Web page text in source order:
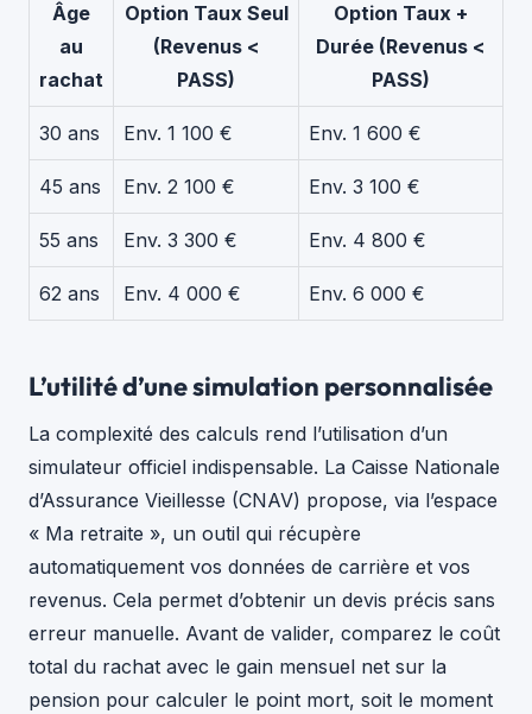
Âge
au
rachat
Option Taux Seul
(Revenus <
PASS)
Option Taux +
Durée (Revenus <
PASS)
30 ans Env. 1 100 € Env. 1 600 €
45 ans Env. 2 100 € Env. 3 100 €
55 ans Env. 3 300 € Env. 4 800 €
62 ans Env. 4 000 € Env. 6 000 €
L’utilité d’une simulation personnalisée
La complexité des calculs rend l’utilisation d’un
simulateur officiel indispensable. La Caisse Nationale
d’Assurance Vieillesse (CNAV) propose, via l’espace
« Ma retraite », un outil qui récupère
automatiquement vos données de carrière et vos
revenus. Cela permet d’obtenir un devis précis sans
erreur manuelle. Avant de valider, comparez le coût
total du rachat avec le gain mensuel net sur la
pension pour calculer le point mort, soit le moment